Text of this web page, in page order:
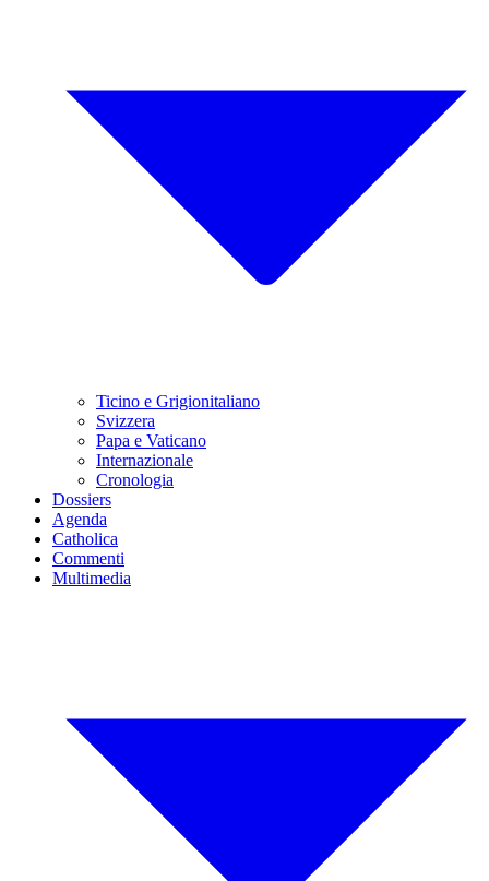
Ticino e Grigionitaliano
Svizzera
Papa e Vaticano
Internazionale
Cronologia
Dossiers
Agenda
Catholica
Commenti
Multimedia